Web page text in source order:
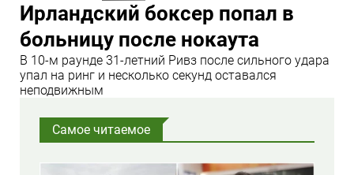
Ирландский боксер попал в
больницу после нокаута
В 10‑м раунде 31‑летний Ривз после сильного удара
упал на ринг и несколько секунд оставался
неподвижным
Самое читаемое